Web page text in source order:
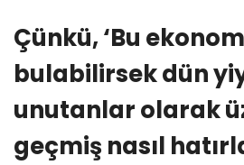
Çünkü, ‘Bu
bulabilirsek dün
unutanlar olarak
geçmiş nasıl